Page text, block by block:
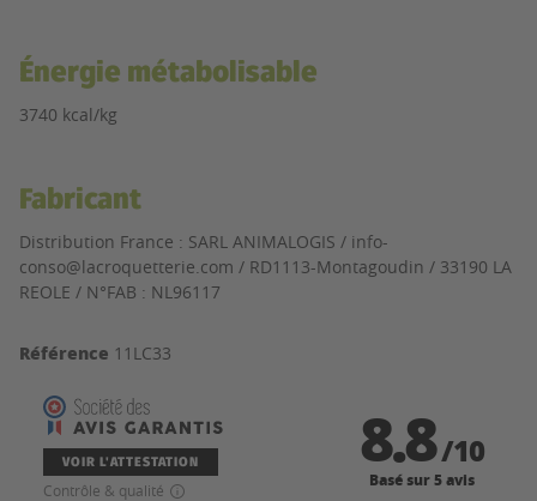
Énergie métabolisable
3740 kcal/kg
Fabricant
Distribution France : SARL ANIMALOGIS / info-
conso@lacroquetterie.com / RD1113-Montagoudin / 33190 LA
REOLE / N°FAB : NL96117
Référence 11LC33
VOIR L'ATTESTATION
Contrôle & qualité
8.8/10
Basé sur 5 avis